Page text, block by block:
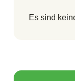
Es sind